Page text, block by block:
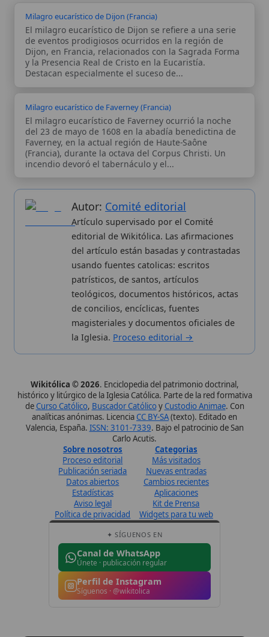
Faverney, en la actual región de Haute-Saône
(Francia), durante la octava del Corpus Christi. Un
incendio devoró el tabernáculo y el...
Autor:Comité editorial
del artículo están basadas y contrastadas
usando fuentes catolicas: escritos
patrísticos, de santos, artículos
teológicos, documentos históricos, actas
de concilios, encíclicas, fuentes
Wikitólica © 2026. Enciclopedia del patrimonio doctrinal,
histórico y litúrgico de la Iglesia Católica. Parte de la red formativa
Curso Católico,Buscador Católico yCustodio Animae. Con
analíticas anónimas. LicenciaCC BY-SA(texto). Editado en
ISSN: 3101-7339 . Bajo el patrocinio de San
Carlo Acutis.
Sobre nosotros
Proceso editorial
Publicación seriada
Datos abiertos
Estadísticas
Aviso legal
Política de privacidad
Categorias
Más visitados
Nuevas entradas
Cambios recientes
Aplicaciones
Kit de Prensa
Widgets para tu web
Canal de WhatsApp
Únete · publicación regular
Perfil de Instagram
Síguenos · @wikitolica